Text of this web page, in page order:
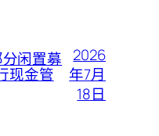
闲置募
现金管
2026
年7月
18日